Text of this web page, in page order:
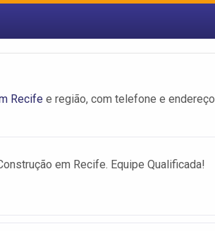
Recife e região, com telefone e endereço
em Recife. Equipe Qualificada!